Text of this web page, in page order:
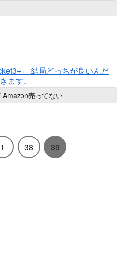
」 結局どっちが良いんだ
ます。
Amazon売ってない
1 38 39